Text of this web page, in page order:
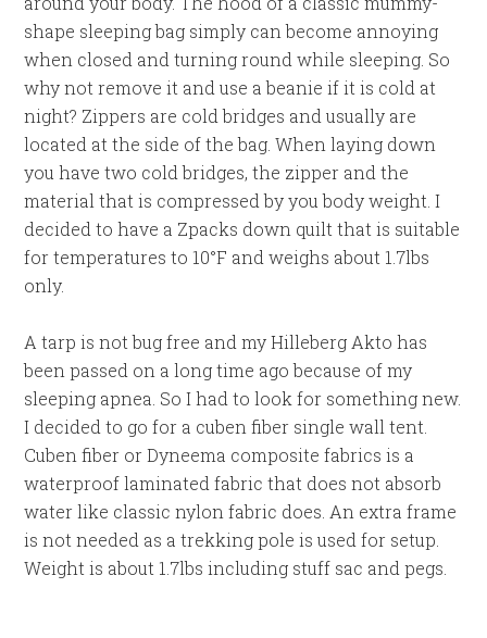
shape sleeping bag simply can become annoying
when closed and turning round while sleeping. So
why not remove it and use a beanie if it is cold at
night? Zippers are cold bridges and usually are
located at the side of the bag. When laying down
you have two cold bridges, the zipper and the
material that is compressed by you body weight. I
decided to have a Zpacks down quilt that is suitable
for temperatures to 10°F and weighs about 1.7lbs
only.
A tarp is not bug free and my Hilleberg Akto has
been passed on a long time ago because of my
sleeping apnea. So I had to look for something new.
I decided to go for a cuben fiber single wall tent.
Cuben fiber or Dyneema composite fabrics is a
waterproof laminated fabric that does not absorb
water like classic nylon fabric does. An extra frame
is not needed as a trekking pole is used for setup.
Weight is about 1.7lbs including stuff sac and pegs.